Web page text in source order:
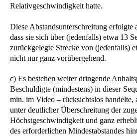
Relativgeschwindigkeit hatte.
Diese Abstandsunterschreitung erfolgte
dass sie sich über (jedenfalls) etwa 13
zurückgelegte Strecke von (jedenfalls)
nicht nur ganz vorübergehend.
c) Es bestehen weiter dringende
Beschuldigte (mindestens) in dieser
min. im Video – rücksichtslos handelte,
unter deutlicher Überschreitung der
Höchstgeschwindigkeit und ganz
des erforderlichen Mindestabstandes